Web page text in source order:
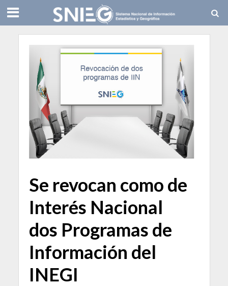
Se revocan como de
Interés Nacional
dos Programas de
Información del
INEGI